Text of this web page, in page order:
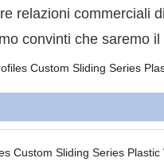
relazioni commerciali
convinti che saremo